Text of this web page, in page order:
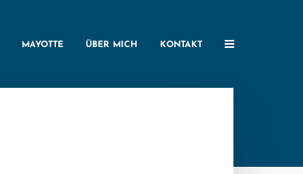
MAYOTTE ÜBER MICH KONTAKT